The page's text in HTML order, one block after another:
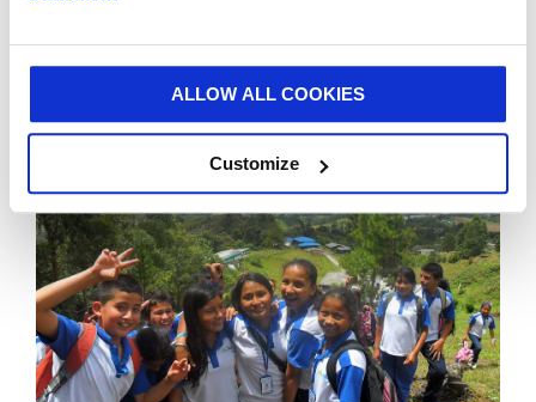
ALLOW ALL COOKIES
Customize